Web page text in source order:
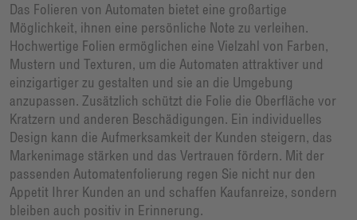
Das Folieren von Automaten bietet eine großartige
Möglichkeit, ihnen eine persönliche Note zu verleihen.
Hochwertige Folien ermöglichen eine Vielzahl von Farben,
Mustern und Texturen, um die Automaten attraktiver und
einzigartiger zu gestalten und sie an die Umgebung
anzupassen. Zusätzlich schützt die Folie die Oberfläche vor
Kratzern und anderen Beschädigungen. Ein individuelles
Design kann die Aufmerksamkeit der Kunden steigern, das
Markenimage stärken und das Vertrauen fördern. Mit der
passenden Automatenfolierung regen Sie nicht nur den
Appetit Ihrer Kunden an und schaffen Kaufanreize, sondern
bleiben auch positiv in Erinnerung.